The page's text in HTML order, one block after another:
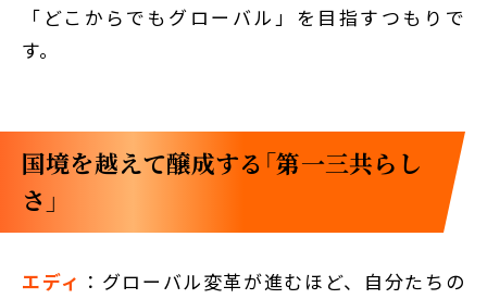
「どこからでもグローバル」を目指すつもりで
す。
国境を越えて醸成する「第一三共らし
さ」
エディ ：グローバル変革が進むほど、自分たちの